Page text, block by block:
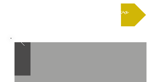
Richiedere un preventivo